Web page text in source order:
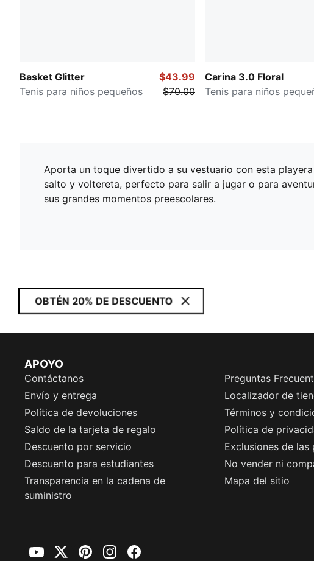
Basket Glitter
Tenis para niños pequeños
$43.99
$70.00
Carina 3.0 Floral
Tenis para niños
Aporta un toque divertido a su vestuario con esta
salto y voltereta, perfecto para salir a jugar o para
sus grandes momentos preescolares.
OBTÉN 20% DE DESCUENTO
APOYO
Contáctanos
Preguntas
Envío y entrega
Localizador de
Política de devoluciones
Términos y
Saldo de la tarjeta de regalo
Política de
Descuento por servicio
Exclusiones de las
Descuento para estudiantes
No vender ni
Transparencia en la cadena de
suministro
Mapa del sitio
YouTubeTwitterPinterestInstagramFacebook